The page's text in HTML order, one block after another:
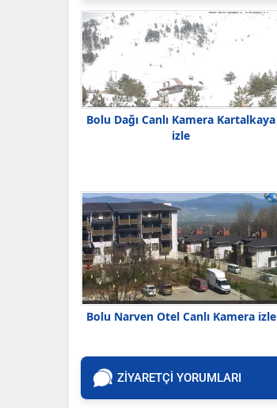
Bolu Dağı Canlı Kamera Kartalkaya
izle
Bolu Narven Otel Canlı Kamera izle
ZİYARETÇİ YORUMLARI